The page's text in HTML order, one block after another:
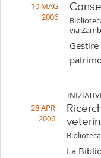
10 MAG
2006
via
28 APR
2006
La